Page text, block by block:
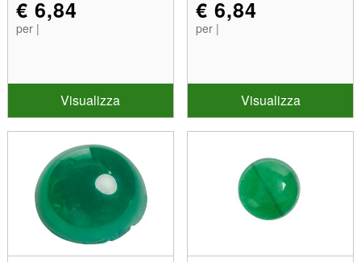
€ 6,84
per |
Visualizza
€ 6,84
per |
Visualizza